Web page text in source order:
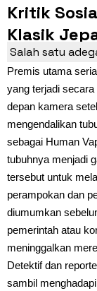
Kritik
Klasik
Salah satu
Premis utama
yang terjadi
depan kamera
mengendalikan
sebagai Human
tubuhnya menjadi
tersebut untuk
perampokan dan
diumumkan
pemerintah atau
meninggalkan
Detektif dan
sambil